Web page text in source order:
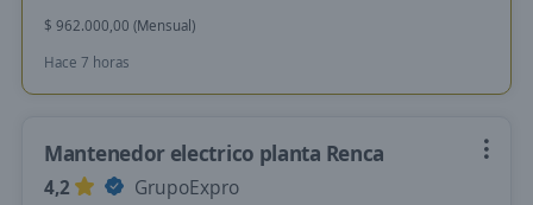
$ 962.000,00 (Mensual)
Hace 7 horas
Mantenedor electrico planta Renca
4,2
GrupoExpro